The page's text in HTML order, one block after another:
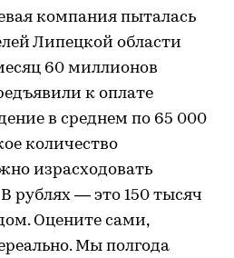
компания пыталась
Липецкой области
60 миллионов
к оплате
в среднем по 65 000
количество
израсходовать
рублях — это 150 тысяч
Оцените сами,
Мы полгода